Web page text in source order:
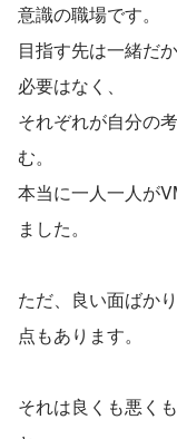
意識の職場です。
目指す先は一緒だ
必要はなく、
それぞれが自分の
む。
本当に一人一人が
ました。
ただ、良い面ばか
点もあります。
それは良くも悪く